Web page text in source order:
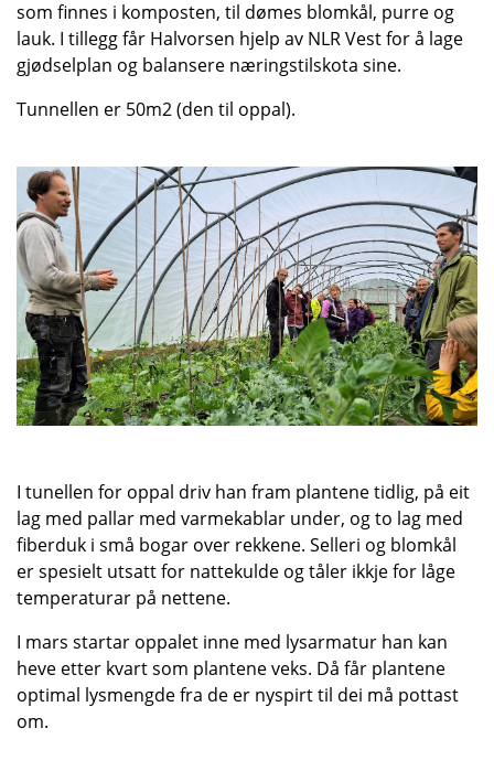
som finnes i komposten, til dømes blomkål, purre og
lauk. I tillegg får Halvorsen hjelp av NLR Vest for å lage
gjødselplan og balansere næringstilskota sine.
Tunnellen er 50m2 (den til oppal).
I tunellen for oppal driv han fram plantene tidlig, på eit
lag med pallar med varmekablar under, og to lag med
fiberduk i små bogar over rekkene. Selleri og blomkål
er spesielt utsatt for nattekulde og tåler ikkje for låge
temperaturar på nettene.
I mars startar oppalet inne med lysarmatur han kan
heve etter kvart som plantene veks. Då får plantene
optimal lysmengde fra de er nyspirt til dei må pottast
om.